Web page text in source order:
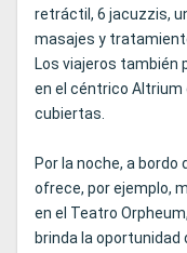
retráctil, 6 jacuzzis,
masajes y
Los viajeros también
en el céntrico Altrium
cubiertas.
Por la noche, a bordo
ofrece, por ejemplo,
en el Teatro
brinda la oportunidad